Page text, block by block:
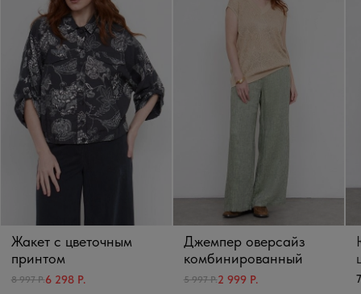
Жакет с цветочным
принтом
8 997 Р.6 298 Р.
Джемпер оверсайз
комбинированный
5 997 Р.2 999 Р.